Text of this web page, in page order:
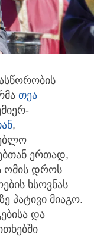
თეა
,
ერთად,
ომის დროს
ხსოვნას
პატივი მიაგო.
და